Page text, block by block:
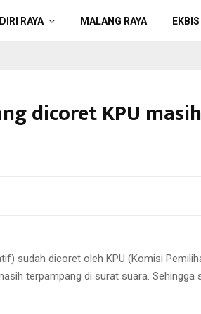
RAYA MALANG RAYA EKBIS
dicoret KPU masih
sudah dicoret oleh KPU (Komisi
terpampang di surat suara.